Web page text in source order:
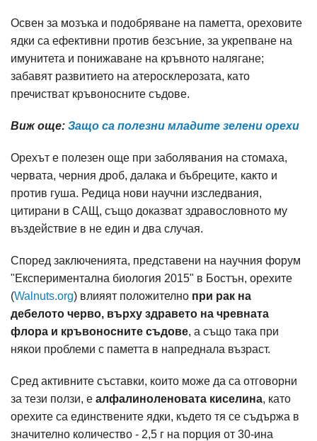
Освен за мозъка и подобряване на паметта, ореховите
ядки са ефективни против безсъние, за укрепване на
имунитета и понижаване на кръвното налягане;
забавят развитието на атеросклерозата, като
пречистват кръвоносните съдове.
Виж още: Защо са полезни младите зелени орехи
Орехът е полезен още при заболявания на стомаха,
червата, черния дроб, далака и бъбреците, както и
против гуша. Редица нови научни изследвания,
цитирани в САЩ, също доказват здравословното му
въздействие в не един и два случая.
Според заключенията, представени на научния форум
"Експериментална биология 2015" в Бостън, орехите
(Walnuts.org) влияят положително при рак на
дебелото черво, върху здравето на чревната
флора и кръвоносните съдове, а също така при
някои проблеми с паметта в напреднала възраст.
Сред активните съставки, които може да са отговорни
за тези ползи, е алфалиноленовата киселина, като
орехите са единствените ядки, където тя се съдържа в
значително количество - 2,5 г на порция от 30-ина